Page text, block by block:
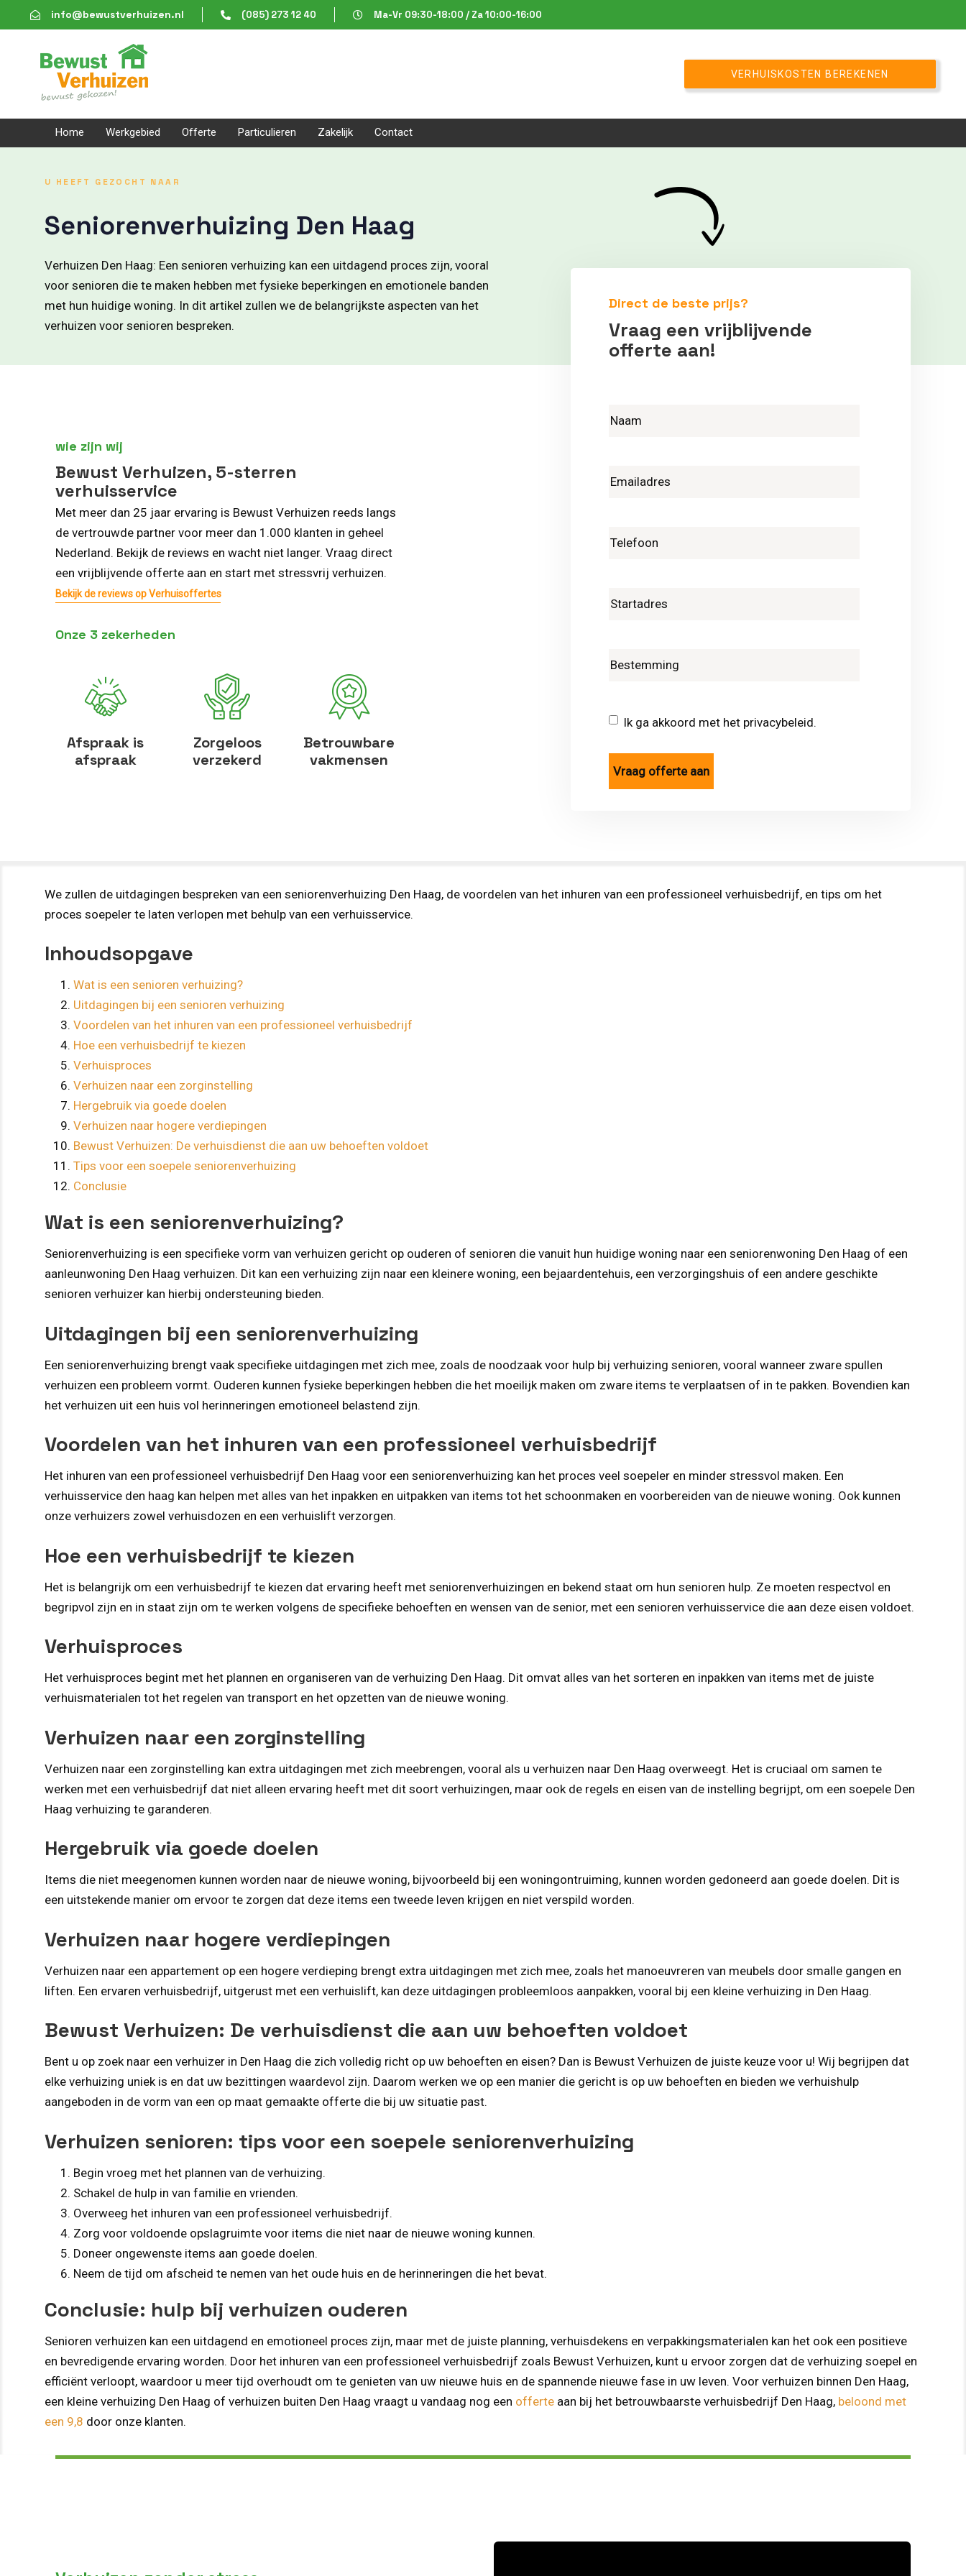
links
to
content
info@bewustverhuizen.nl (085) 273 12 40 Ma-Vr 09:30-18:00 / Za 10:00-16:00
VERHUISKOSTEN BEREKENEN
Home Werkgebied Offerte Particulieren Zakelijk Contact
U HEEFT GEZOCHT NAAR
Seniorenverhuizing Den Haag
Verhuizen Den Haag: Een senioren verhuizing kan een uitdagend proces zijn, vooral
voor senioren die te maken hebben met fysieke beperkingen en emotionele banden
met hun huidige woning. In dit artikel zullen we de belangrijkste aspecten van het
verhuizen voor senioren bespreken.
wie zijn wij
Bewust Verhuizen, 5-sterren
verhuisservice
Met meer dan 25 jaar ervaring is Bewust Verhuizen reeds langs
de vertrouwde partner voor meer dan 1.000 klanten in geheel
Nederland. Bekijk de reviews en wacht niet langer. Vraag direct
een vrijblijvende offerte aan en start met stressvrij verhuizen.
Bekijk de reviews op Verhuisoffertes
Onze 3 zekerheden
Afspraak is
afspraak
Zorgeloos
verzekerd
Betrouwbare
vakmensen
Direct de beste prijs?
Vraag een vrijblijvende
offerte aan!
Ik ga akkoord met het privacybeleid.
We zullen de uitdagingen bespreken van een seniorenverhuizing Den Haag, de voordelen van het inhuren van een professioneel verhuisbedrijf, en tips om het
proces soepeler te laten verlopen met behulp van een verhuisservice.
Inhoudsopgave
Wat is een senioren verhuizing?
Uitdagingen bij een senioren verhuizing
Voordelen van het inhuren van een professioneel verhuisbedrijf
Hoe een verhuisbedrijf te kiezen
Verhuisproces
Verhuizen naar een zorginstelling
Hergebruik via goede doelen
Verhuizen naar hogere verdiepingen
Bewust Verhuizen: De verhuisdienst die aan uw behoeften voldoet
Tips voor een soepele seniorenverhuizing
Conclusie
Wat is een seniorenverhuizing?
Seniorenverhuizing is een specifieke vorm van verhuizen gericht op ouderen of senioren die vanuit hun huidige woning naar een seniorenwoning Den Haag of een
aanleunwoning Den Haag verhuizen. Dit kan een verhuizing zijn naar een kleinere woning, een bejaardentehuis, een verzorgingshuis of een andere geschikte
senioren verhuizer kan hierbij ondersteuning bieden.
Uitdagingen bij een seniorenverhuizing
Een seniorenverhuizing brengt vaak specifieke uitdagingen met zich mee, zoals de noodzaak voor hulp bij verhuizing senioren, vooral wanneer zware spullen
verhuizen een probleem vormt. Ouderen kunnen fysieke beperkingen hebben die het moeilijk maken om zware items te verplaatsen of in te pakken. Bovendien kan
het verhuizen uit een huis vol herinneringen emotioneel belastend zijn.
Voordelen van het inhuren van een professioneel verhuisbedrijf
Het inhuren van een professioneel verhuisbedrijf Den Haag voor een seniorenverhuizing kan het proces veel soepeler en minder stressvol maken. Een
verhuisservice den haag kan helpen met alles van het inpakken en uitpakken van items tot het schoonmaken en voorbereiden van de nieuwe woning. Ook kunnen
onze verhuizers zowel verhuisdozen en een verhuislift verzorgen.
Hoe een verhuisbedrijf te kiezen
Het is belangrijk om een verhuisbedrijf te kiezen dat ervaring heeft met seniorenverhuizingen en bekend staat om hun senioren hulp. Ze moeten respectvol en
begripvol zijn en in staat zijn om te werken volgens de specifieke behoeften en wensen van de senior, met een senioren verhuisservice die aan deze eisen voldoet.
Verhuisproces
Het verhuisproces begint met het plannen en organiseren van de verhuizing Den Haag. Dit omvat alles van het sorteren en inpakken van items met de juiste
verhuismaterialen tot het regelen van transport en het opzetten van de nieuwe woning.
Verhuizen naar een zorginstelling
Verhuizen naar een zorginstelling kan extra uitdagingen met zich meebrengen, vooral als u verhuizen naar Den Haag overweegt. Het is cruciaal om samen te
werken met een verhuisbedrijf dat niet alleen ervaring heeft met dit soort verhuizingen, maar ook de regels en eisen van de instelling begrijpt, om een soepele Den
Haag verhuizing te garanderen.
Hergebruik via goede doelen
Items die niet meegenomen kunnen worden naar de nieuwe woning, bijvoorbeeld bij een woningontruiming, kunnen worden gedoneerd aan goede doelen. Dit is
een uitstekende manier om ervoor te zorgen dat deze items een tweede leven krijgen en niet verspild worden.
Verhuizen naar hogere verdiepingen
Verhuizen naar een appartement op een hogere verdieping brengt extra uitdagingen met zich mee, zoals het manoeuvreren van meubels door smalle gangen en
liften. Een ervaren verhuisbedrijf, uitgerust met een verhuislift, kan deze uitdagingen probleemloos aanpakken, vooral bij een kleine verhuizing in Den Haag.
Bewust Verhuizen: De verhuisdienst die aan uw behoeften voldoet
Bent u op zoek naar een verhuizer in Den Haag die zich volledig richt op uw behoeften en eisen? Dan is Bewust Verhuizen de juiste keuze voor u! Wij begrijpen dat
elke verhuizing uniek is en dat uw bezittingen waardevol zijn. Daarom werken we op een manier die gericht is op uw behoeften en bieden we verhuishulp
aangeboden in de vorm van een op maat gemaakte offerte die bij uw situatie past.
Verhuizen senioren: tips voor een soepele seniorenverhuizing
Begin vroeg met het plannen van de verhuizing.
Schakel de hulp in van familie en vrienden.
Overweeg het inhuren van een professioneel verhuisbedrijf.
Zorg voor voldoende opslagruimte voor items die niet naar de nieuwe woning kunnen.
Doneer ongewenste items aan goede doelen.
Neem de tijd om afscheid te nemen van het oude huis en de herinneringen die het bevat.
Conclusie: hulp bij verhuizen ouderen
Senioren verhuizen kan een uitdagend en emotioneel proces zijn, maar met de juiste planning, verhuisdekens en verpakkingsmaterialen kan het ook een positieve
en bevredigende ervaring worden. Door het inhuren van een professioneel verhuisbedrijf zoals Bewust Verhuizen, kunt u ervoor zorgen dat de verhuizing soepel en
efficiënt verloopt, waardoor u meer tijd overhoudt om te genieten van uw nieuwe huis en de spannende nieuwe fase in uw leven. Voor verhuizen binnen Den Haag,
een kleine verhuizing Den Haag of verhuizen buiten Den Haag vraagt u vandaag nog een offerte aan bij het betrouwbaarste verhuisbedrijf Den Haag, beloond met
een 9,8 door onze klanten.